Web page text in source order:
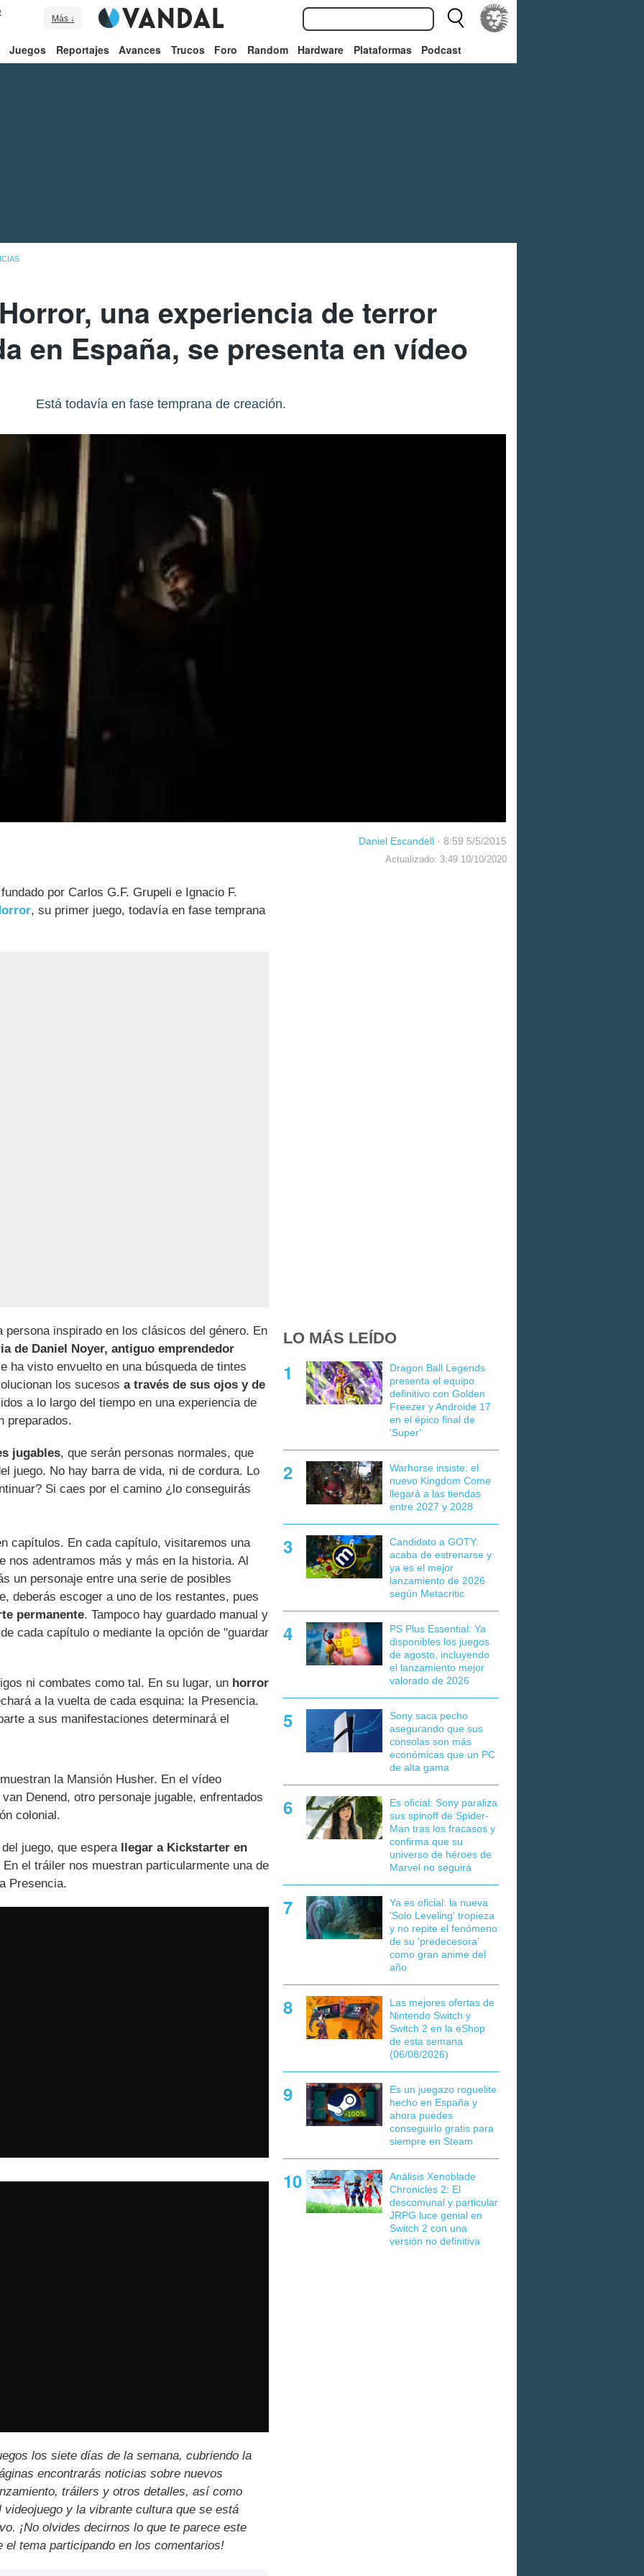
Más ↓
Juegos Reportajes Avances Trucos Foro Random Hardware Plataformas Podcast
una experiencia de terror
en España, se presenta en vídeo
Está todavía en fase temprana de creación.
Daniel Escandell · 8:59 5/5/2015
Actualizado: 3:49 10/10/2020
por Carlos G.F. Grupeli e Ignacio F.
, su primer juego, todavía en fase temprana
inspirado en los clásicos del género. En
de Daniel Noyer, antiguo emprendedor
ha visto envuelto en una búsqueda de tintes
los sucesos a través de sus ojos y de
a lo largo del tiempo en una experiencia de
preparados.
jugables, que serán personas normales, que
juego. No hay barra de vida, ni de cordura. Lo
Si caes por el camino ¿lo conseguirás
capítulos. En cada capítulo, visitaremos una
nos adentramos más y más en la historia. Al
un personaje entre una serie de posibles
deberás escoger a uno de los restantes, pues
permanente. Tampoco hay guardado manual y
cada capítulo o mediante la opción de "guardar
ni combates como tal. En su lugar, un horror
a la vuelta de cada esquina: la Presencia.
a sus manifestaciones determinará el
la Mansión Husher. En el vídeo
Denend, otro personaje jugable, enfrentados
colonial.
juego, que espera llegar a Kickstarter en
En el tráiler nos muestran particularmente una de
Presencia.
los siete días de la semana, cubriendo la
encontrarás noticias sobre nuevos
tráilers y otros detalles, así como
y la vibrante cultura que se está
¡No olvides decirnos lo que te parece este
tema participando en los comentarios!
LO MÁS LEÍDO
Dragon Ball Legends
presenta el equipo
definitivo con Golden
Freezer y Androide 17
en el épico final de
'Super'
Warhorse insiste: el
nuevo Kingdom Come
llegará a las tiendas
entre 2027 y 2028
Candidato a GOTY:
acaba de estrenarse y
ya es el mejor
lanzamiento de 2026
según Metacritic
PS Plus Essential: Ya
disponibles los juegos
de agosto, incluyendo
el lanzamiento mejor
valorado de 2026
Sony saca pecho
asegurando que sus
consolas son más
económicas que un PC
de alta gama
Es oficial: Sony paraliza
sus spinoff de Spider-
Man tras los fracasos y
confirma que su
universo de héroes de
Marvel no seguirá
Ya es oficial: la nueva
'Solo Leveling' tropieza
y no repite el fenómeno
de su 'predecesora'
como gran anime del
año
Las mejores ofertas de
Nintendo Switch y
Switch 2 en la eShop
de esta semana
(06/08/2026)
Es un juegazo roguelite
hecho en España y
ahora puedes
conseguirlo gratis para
siempre en Steam
Análisis Xenoblade
Chronicles 2: El
descomunal y particular
JRPG luce genial en
Switch 2 con una
versión no definitiva